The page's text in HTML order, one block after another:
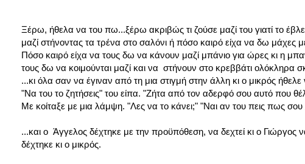
Ξέρω, ήθελα να του πω...ξέρω ακριβώς τι ζούσε μαζί του γιατί το
μαζί στήνοντας τα τρένα στο σαλόνι ή πόσο καιρό είχα να δω μάχες
Πόσο καιρό είχα να τους δω να κάνουν μαζί μπάνιο για ώρες κι η
τους δω να κοιμούνται μαζί και να στήνουν στο κρεββάτι ολόκληρα
...κι όλα σαν να έγιναν από τη μια στιγμή στην άλλη κι ο μικρός
"Να του το ζητήσεις" του είπα. "Ζήτα από τον αδερφό σου αυτό που
Με κοίταξε με μια λάμψη. "Λες να το κάνει;" "Ναι αν του πεις πως σου
...και ο Άγγελος δέχτηκε με την προϋπόθεση, να δεχτεί κι ο Γιώργος
δέχτηκε κι ο μικρός.